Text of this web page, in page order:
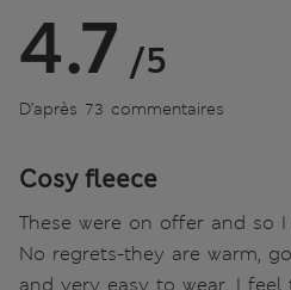
4.7 /5
D’après 73 commentaires
Cosy fleece
These were on offer and so
No regrets-they are warm,
and very easy to wear. I